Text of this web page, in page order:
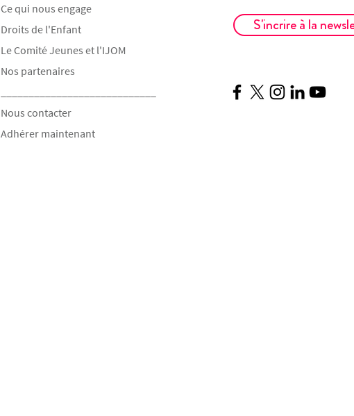
Ce qui nous engage
Droits de l'Enfant
Le Comité Jeunes et l'IJOM
Nos partenaires
Nous contacter
Adhérer maintenant
S'incrire à la